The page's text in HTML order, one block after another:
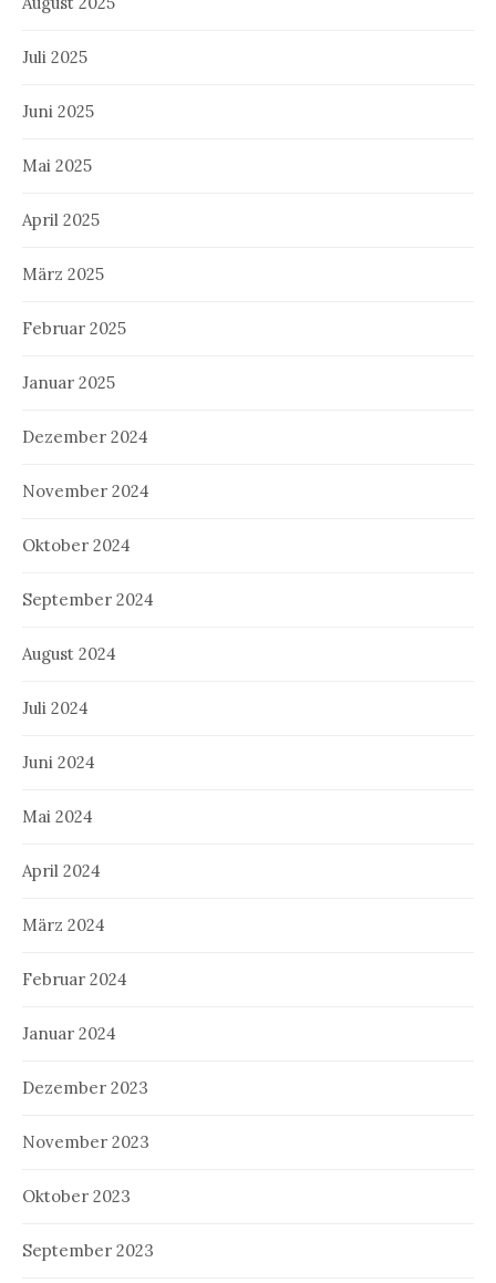
Juli 2025
Juni 2025
Mai 2025
April 2025
März 2025
Februar 2025
Januar 2025
Dezember 2024
November 2024
Oktober 2024
September 2024
August 2024
Juli 2024
Juni 2024
Mai 2024
April 2024
März 2024
Februar 2024
Januar 2024
Dezember 2023
November 2023
Oktober 2023
September 2023